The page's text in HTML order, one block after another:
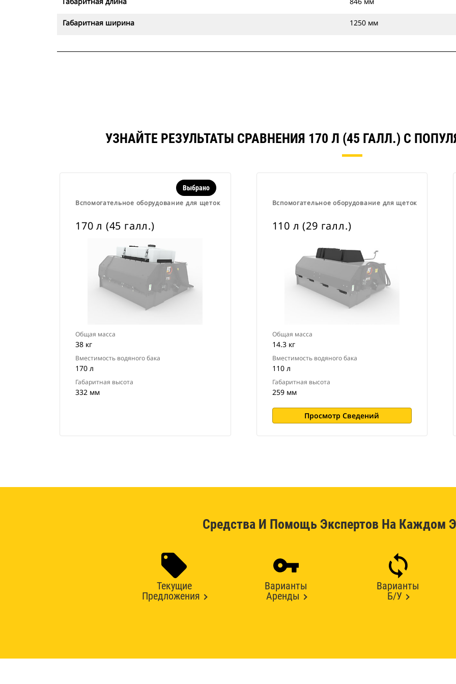
Габаритная ширина 1250 мм
УЗНАЙТЕ РЕЗУЛЬТАТЫ СРАВНЕНИЯ 170 Л (45 ГАЛЛ.) С
Вспомогательное оборудование для щеток
Выбрано
170 л (45 галл.)
Общая масса
38 кг
Вместимость водяного бака
170 л
Габаритная высота
332 мм
Вспомогательное оборудование для щеток
110 л (29 галл.)
Общая масса
14.3 кг
Вместимость водяного бака
110 л
Габаритная высота
259 мм
Просмотр Сведений
Средства И Помощь Экспертов На Каждом
Текущие
Предложения
Варианты
Аренды
Варианты
Б/У